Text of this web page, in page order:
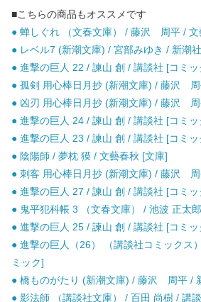
■こちらの商品もオススメです
● 蝉しぐれ （文春文庫） / 藤沢 周平 / 文
● レベル7 (新潮文庫) / 宮部みゆき / 新潮
● 進撃の巨人 22 / 諫山 創 / 講談社 [コミッ
● 孤剣 用心棒日月抄 (新潮文庫) / 藤沢
● 凶刃 用心棒日月抄 (新潮文庫) / 藤沢
● 進撃の巨人 24 / 諫山 創 / 講談社 [コミッ
● 進撃の巨人 23 / 諫山 創 / 講談社 [コミッ
● 陰陽師 / 夢枕 獏 / 文藝春秋 [文庫]
● 刺客 用心棒日月抄 (新潮文庫) / 藤沢
● 進撃の巨人 27 / 諫山 創 / 講談社 [コミッ
● 鬼平犯科帳 3 （文春文庫） / 池波 正太
● 進撃の巨人 25 / 諫山 創 / 講談社 [コミッ
● 進撃の巨人（26） （講談社コミックス
ミック]
● 橋ものがたり (新潮文庫) / 藤沢 周平 /
● 影法師 （講談社文庫） / 百田 尚樹 / 講